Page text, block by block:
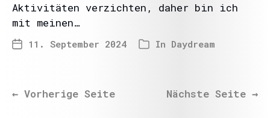
Aktivitäten verzichten, daher bin ich
mit meinen…
11. September 2024 In Daydream
← Vorherige Seite Nächste Seite →